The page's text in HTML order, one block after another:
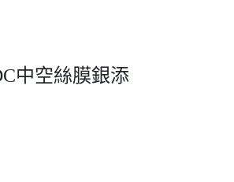
中空絲膜銀添